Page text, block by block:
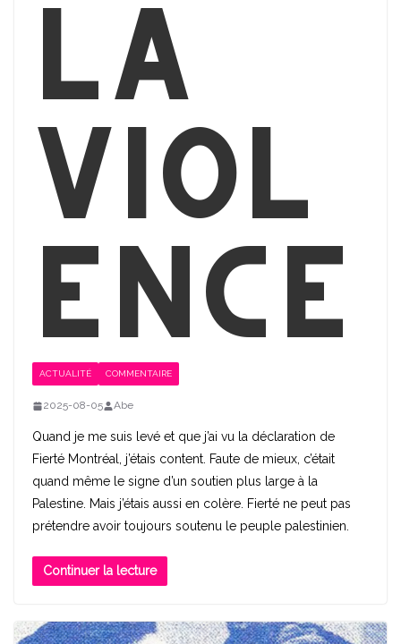
la
viol
ence
ACTUALITÉ COMMENTAIRE
2025-08-05 Abe
Quand je me suis levé et que j’ai vu la déclaration de
Fierté Montréal, j’étais content. Faute de mieux, c’était
quand même le signe d’un soutien plus large à la
Palestine. Mais j’étais aussi en colère. Fierté ne peut pas
prétendre avoir toujours soutenu le peuple palestinien.
Continuer la lecture